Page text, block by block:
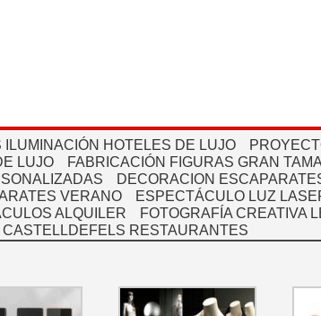
ILUMINACIÓN HOTELES DE LUJO
LUJO
FABRICACIÓN FIGURAS GRAN
DECORACION
VERANO ESPECTÁCULO LUZ
ALQUILER
FOTOGRAFÍA CREATIVA
CASTELLDEFELS RESTAURANTES